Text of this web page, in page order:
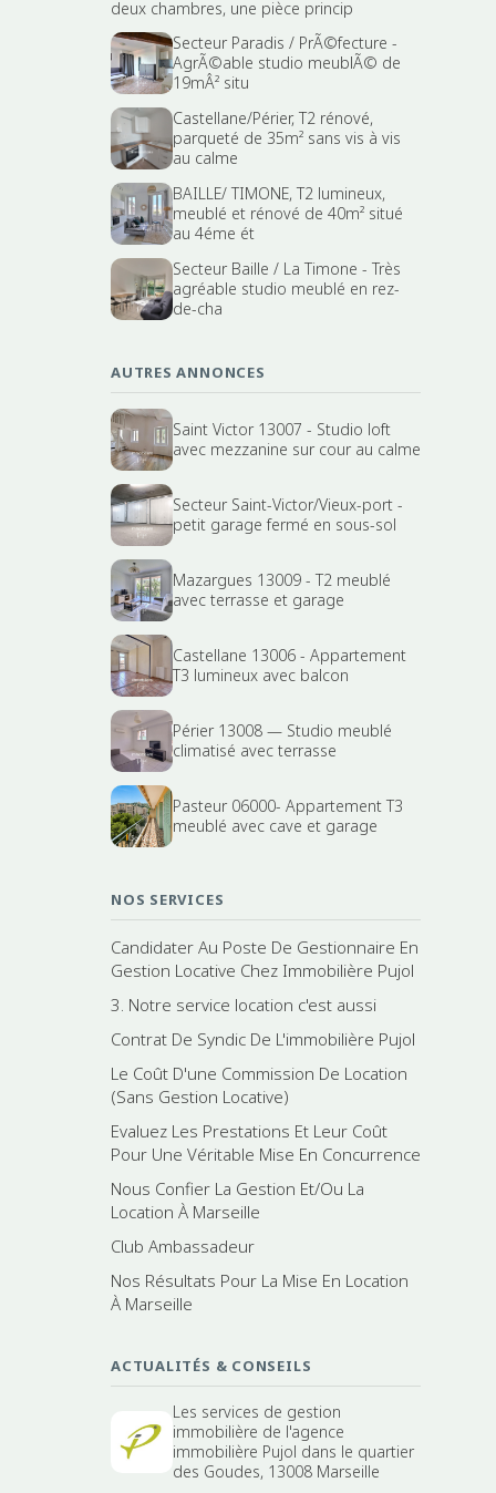
deux chambres, une pièce princip
Secteur Paradis / PrÃ©fecture -
AgrÃ©able studio meublÃ© de
19mÂ² situ
Castellane/Périer, T2 rénové,
parqueté de 35m² sans vis à vis
au calme
BAILLE/ TIMONE, T2 lumineux,
meublé et rénové de 40m² situé
au 4éme ét
Secteur Baille / La Timone - Très
agréable studio meublé en rez-
de-cha
AUTRES ANNONCES
Saint Victor 13007 - Studio loft
avec mezzanine sur cour au calme
Secteur Saint-Victor/Vieux-port -
petit garage fermé en sous-sol
Mazargues 13009 - T2 meublé
avec terrasse et garage
Castellane 13006 - Appartement
T3 lumineux avec balcon
Périer 13008 — Studio meublé
climatisé avec terrasse
Pasteur 06000- Appartement T3
meublé avec cave et garage
NOS SERVICES
Candidater Au Poste De Gestionnaire En
Gestion Locative Chez Immobilière Pujol
3. Notre service location c'est aussi
Contrat De Syndic De L'immobilière Pujol
Le Coût D'une Commission De Location
(Sans Gestion Locative)
Evaluez Les Prestations Et Leur Coût
Pour Une Véritable Mise En Concurrence
Nous Confier La Gestion Et/Ou La
Location À Marseille
Club Ambassadeur
Nos Résultats Pour La Mise En Location
À Marseille
ACTUALITÉS & CONSEILS
Les services de gestion
immobilière de l'agence
immobilière Pujol dans le quartier
des Goudes, 13008 Marseille